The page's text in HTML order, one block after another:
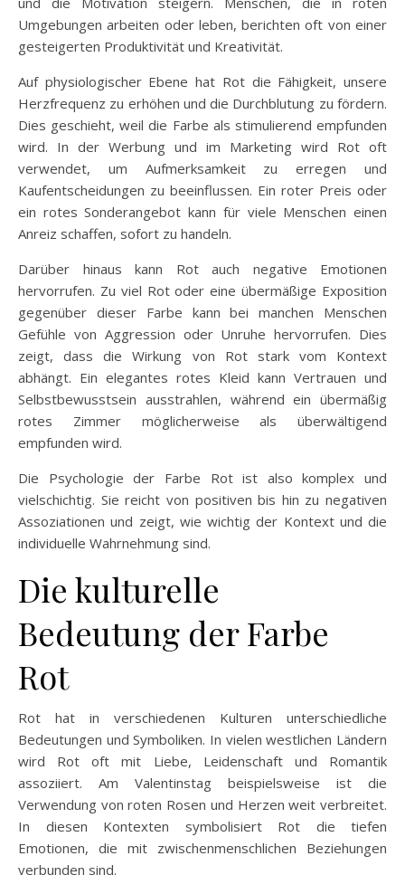
Umgebungen arbeiten oder leben, berichten oft von einer
gesteigerten Produktivität und Kreativität.
Auf physiologischer Ebene hat Rot die Fähigkeit, unsere
Herzfrequenz zu erhöhen und die Durchblutung zu fördern.
Dies geschieht, weil die Farbe als stimulierend empfunden
wird. In der Werbung und im Marketing wird Rot oft
verwendet, um Aufmerksamkeit zu erregen und
Kaufentscheidungen zu beeinflussen. Ein roter Preis oder
ein rotes Sonderangebot kann für viele Menschen einen
Anreiz schaffen, sofort zu handeln.
Darüber hinaus kann Rot auch negative Emotionen
hervorrufen. Zu viel Rot oder eine übermäßige Exposition
gegenüber dieser Farbe kann bei manchen Menschen
Gefühle von Aggression oder Unruhe hervorrufen. Dies
zeigt, dass die Wirkung von Rot stark vom Kontext
abhängt. Ein elegantes rotes Kleid kann Vertrauen und
Selbstbewusstsein ausstrahlen, während ein übermäßig
rotes Zimmer möglicherweise als überwältigend
empfunden wird.
Die Psychologie der Farbe Rot ist also komplex und
vielschichtig. Sie reicht von positiven bis hin zu negativen
Assoziationen und zeigt, wie wichtig der Kontext und die
individuelle Wahrnehmung sind.
Die kulturelle
Bedeutung der Farbe
Rot
Rot hat in verschiedenen Kulturen unterschiedliche
Bedeutungen und Symboliken. In vielen westlichen Ländern
wird Rot oft mit Liebe, Leidenschaft und Romantik
assoziiert. Am Valentinstag beispielsweise ist die
Verwendung von roten Rosen und Herzen weit verbreitet.
In diesen Kontexten symbolisiert Rot die tiefen
Emotionen, die mit zwischenmenschlichen Beziehungen
verbunden sind.